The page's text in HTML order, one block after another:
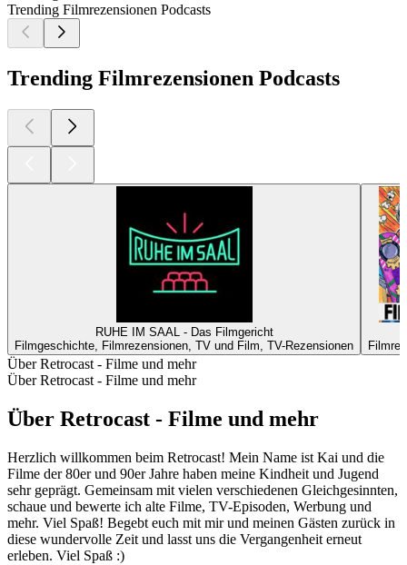
Trending Filmrezensionen Podcasts
Trending Filmrezensionen Podcasts
RUHE IM SAAL - Das Filmgericht
Filmgeschichte, Filmrezensionen, TV und Film, TV-Rezensionen
Über Retrocast - Filme und mehr
Über Retrocast - Filme und mehr
Über Retrocast - Filme und mehr
Herzlich willkommen beim Retrocast! Mein Name ist Kai und die
Filme der 80er und 90er Jahre haben meine Kindheit und Jugend
sehr geprägt. Gemeinsam mit vielen verschiedenen Gleichgesinnten,
schaue und bewerte ich alte Filme, TV-Episoden, Werbung und
mehr. Viel Spaß! Begebt euch mit mir und meinen Gästen zurück in
diese wundervolle Zeit und lasst uns die Vergangenheit erneut
erleben. Viel Spaß :)